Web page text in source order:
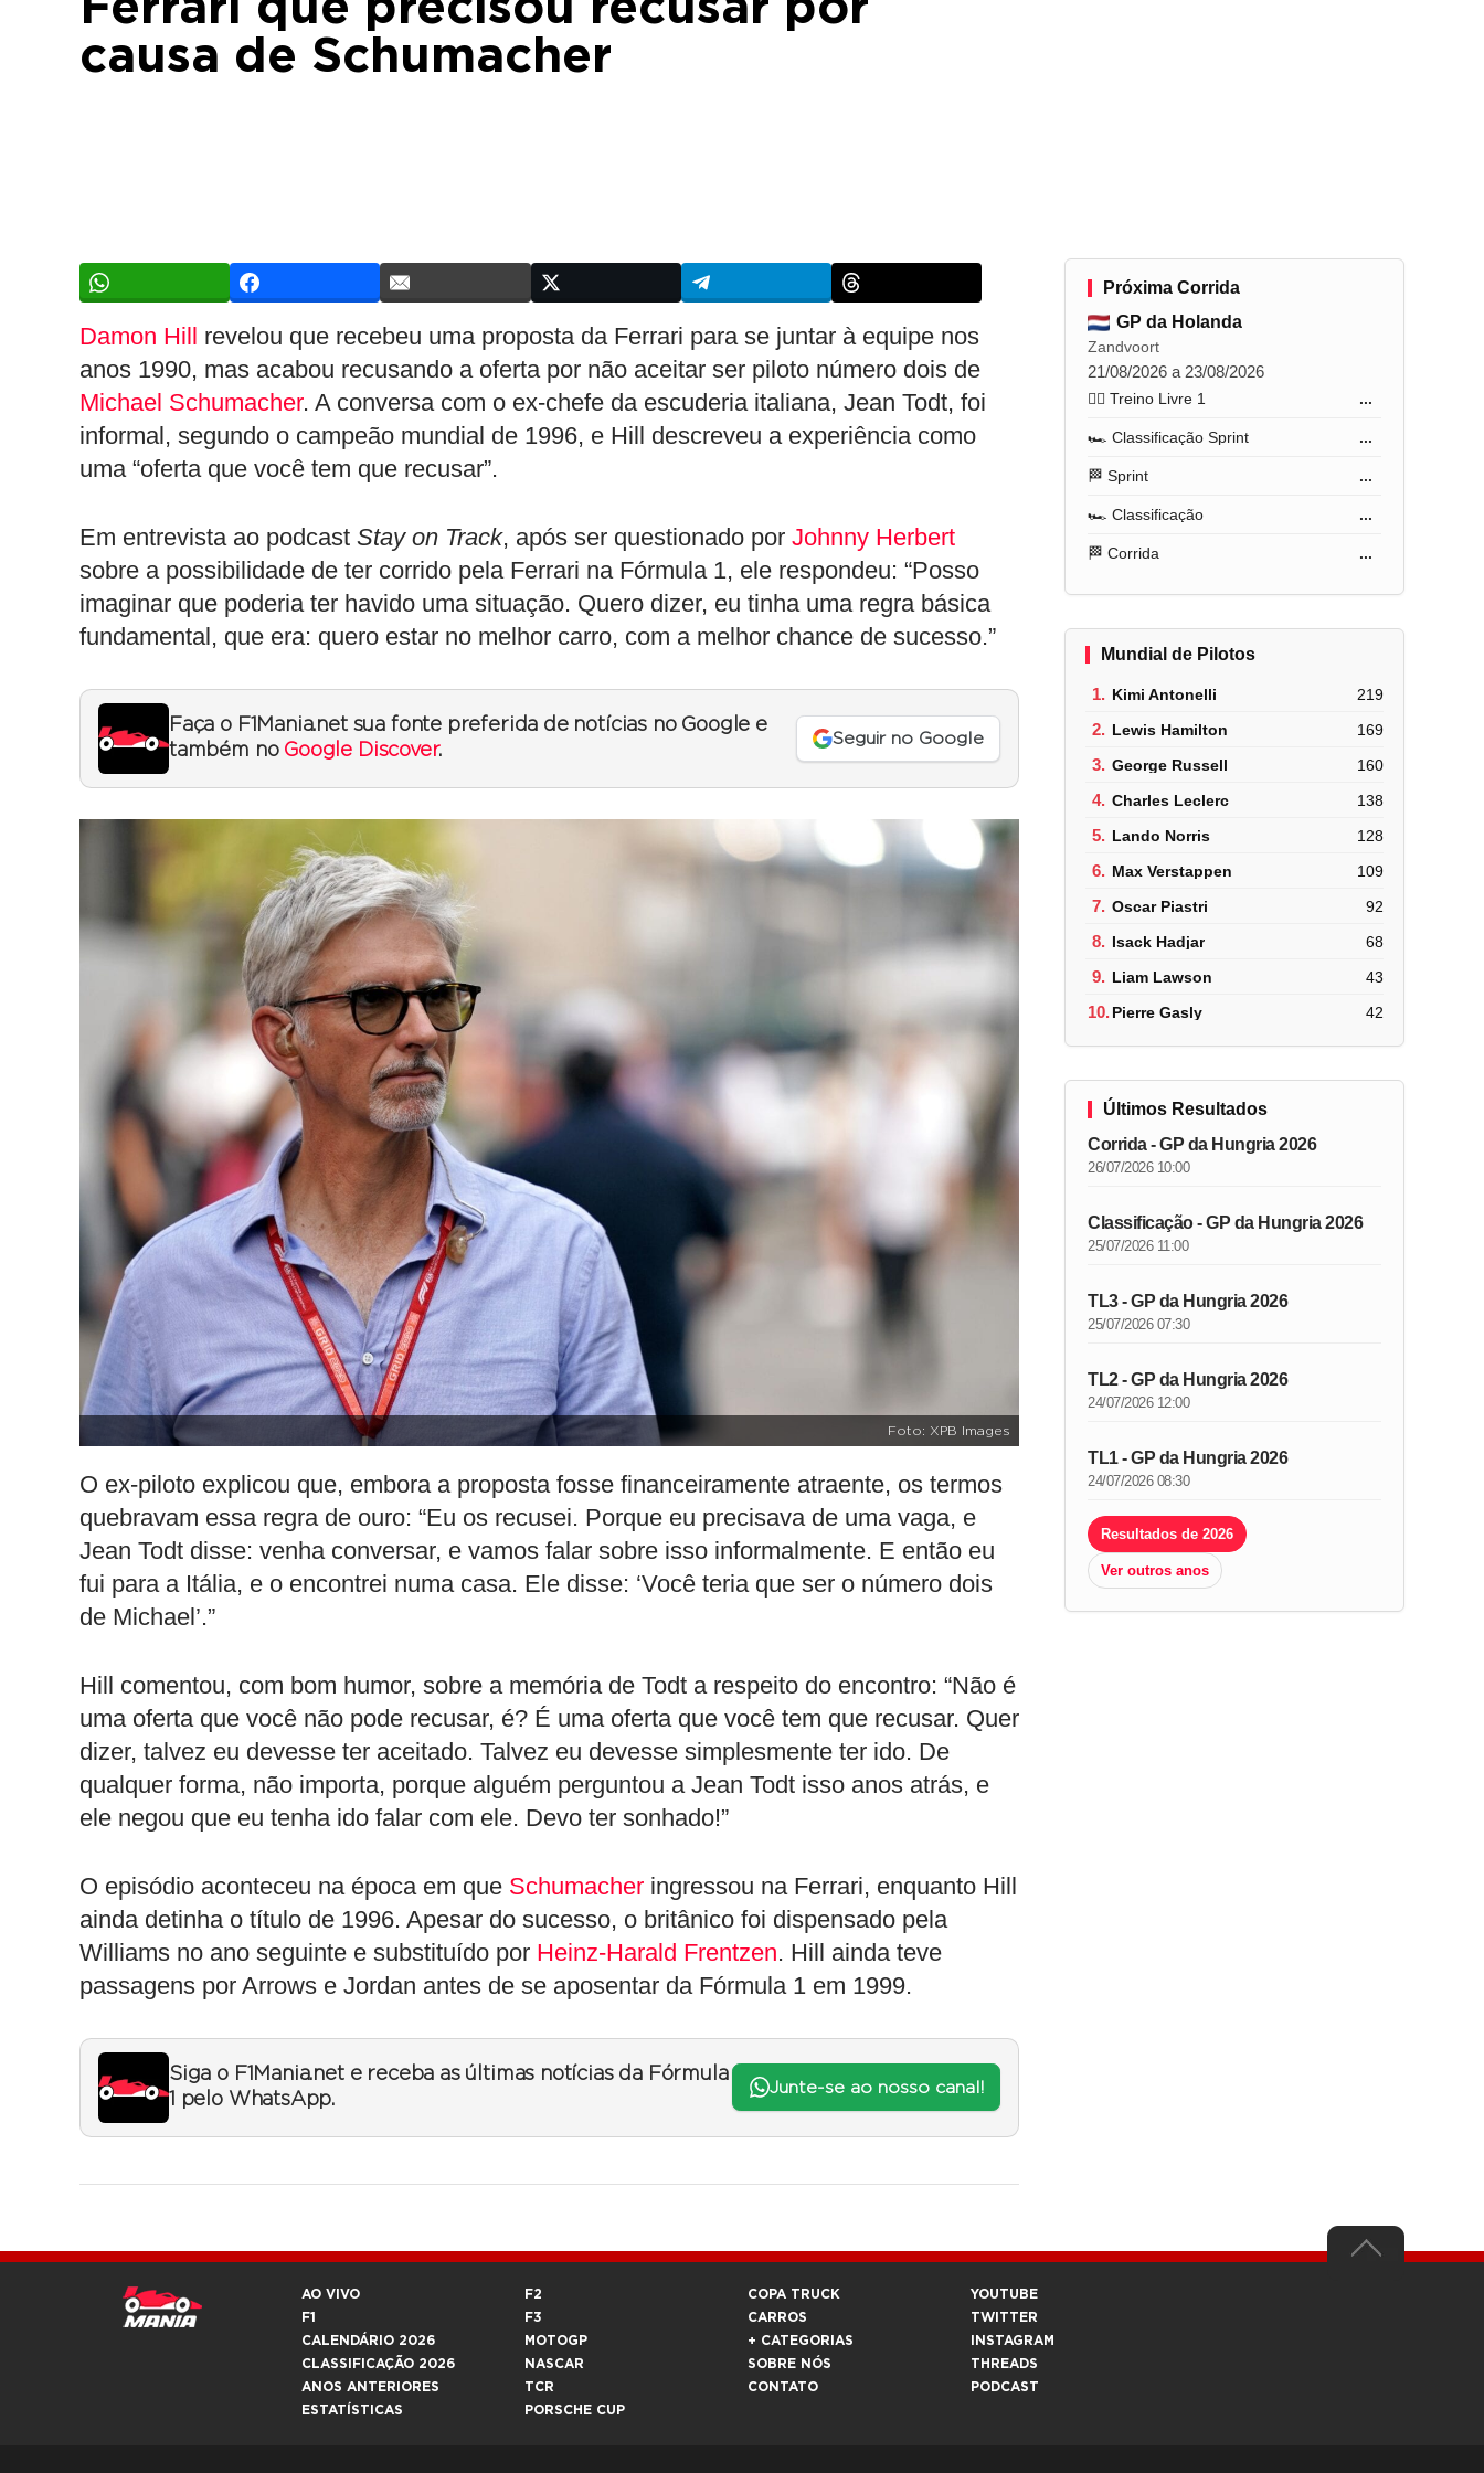
causa de Schumacher
Damon Hill revelou que recebeu uma proposta da Ferrari para se juntar à equipe nos
anos 1990, mas acabou recusando a oferta por não aceitar ser piloto número dois de
Michael Schumacher. A conversa com o ex-chefe da escuderia italiana, Jean Todt, foi
informal, segundo o campeão mundial de 1996, e Hill descreveu a experiência como
uma “oferta que você tem que recusar”.
Em entrevista ao podcast Stay on Track, após ser questionado por Johnny Herbert
sobre a possibilidade de ter corrido pela Ferrari na Fórmula 1, ele respondeu: “Posso
imaginar que poderia ter havido uma situação. Quero dizer, eu tinha uma regra básica
fundamental, que era: quero estar no melhor carro, com a melhor chance de sucesso.”
Faça o F1Mania.net sua fonte preferida de notícias no Google e
também no Google Discover.
Seguir no Google
Foto: XPB Images
O ex-piloto explicou que, embora a proposta fosse financeiramente atraente, os termos
quebravam essa regra de ouro: “Eu os recusei. Porque eu precisava de uma vaga, e
Jean Todt disse: venha conversar, e vamos falar sobre isso informalmente. E então eu
fui para a Itália, e o encontrei numa casa. Ele disse: ‘Você teria que ser o número dois
de Michael’.”
Hill comentou, com bom humor, sobre a memória de Todt a respeito do encontro: “Não é
uma oferta que você não pode recusar, é? É uma oferta que você tem que recusar. Quer
dizer, talvez eu devesse ter aceitado. Talvez eu devesse simplesmente ter ido. De
qualquer forma, não importa, porque alguém perguntou a Jean Todt isso anos atrás, e
ele negou que eu tenha ido falar com ele. Devo ter sonhado!”
O episódio aconteceu na época em que Schumacher ingressou na Ferrari, enquanto Hill
ainda detinha o título de 1996. Apesar do sucesso, o britânico foi dispensado pela
Williams no ano seguinte e substituído por Heinz-Harald Frentzen. Hill ainda teve
passagens por Arrows e Jordan antes de se aposentar da Fórmula 1 em 1999.
Siga o F1Mania.net e receba as últimas notícias da Fórmula
1 pelo WhatsApp.
Junte-se ao nosso canal!
Próxima Corrida
GP da Holanda
Zandvoort
21/08/2026 a 23/08/2026
🏋️‍♂️ Treino Livre 1 ...
🏎️ Classificação Sprint ...
🏁 Sprint ...
🏎️ Classificação ...
🏁 Corrida ...
Mundial de Pilotos
1. Kimi Antonelli 219
2. Lewis Hamilton 169
3. George Russell 160
4. Charles Leclerc 138
5. Lando Norris 128
6. Max Verstappen 109
7. Oscar Piastri 92
8. Isack Hadjar 68
9. Liam Lawson 43
10.Pierre Gasly 42
Últimos Resultados
Corrida - GP da Hungria 2026
26/07/2026 10:00
Classificação - GP da Hungria 2026
25/07/2026 11:00
TL3 - GP da Hungria 2026
25/07/2026 07:30
TL2 - GP da Hungria 2026
24/07/2026 12:00
TL1 - GP da Hungria 2026
24/07/2026 08:30
Resultados de 2026
Ver outros anos
AO VIVO
F1
CALENDÁRIO 2026
CLASSIFICAÇÃO 2026
ANOS ANTERIORES
ESTATÍSTICAS
F2
F3
MOTOGP
NASCAR
TCR
PORSCHE CUP
COPA TRUCK
CARROS
+ CATEGORIAS
SOBRE NÓS
CONTATO
YOUTUBE
TWITTER
INSTAGRAM
THREADS
PODCAST